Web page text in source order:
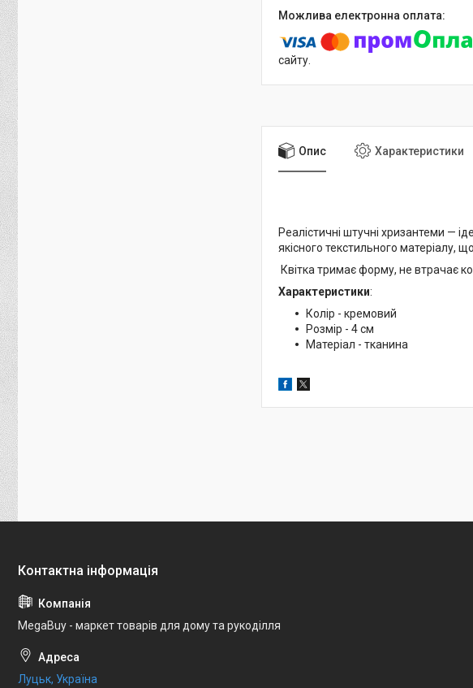
сайту.
Опис Характеристики
Реалістичні штучні хризантеми —
якісного текстильного матеріалу,
Квітка тримає форму, не втрачає
Характеристики:
Колір - кремовий
Розмір - 4 см
Матеріал - тканина
MegaBuy - маркет товарів для дому та рукоділля
Луцьк, Україна